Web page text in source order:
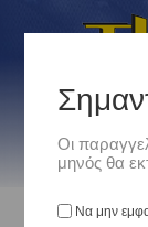
Οι
μηνός θα
Να μην